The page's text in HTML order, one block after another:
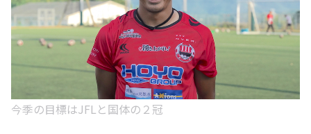
今季の目標はJFLと国体の２冠